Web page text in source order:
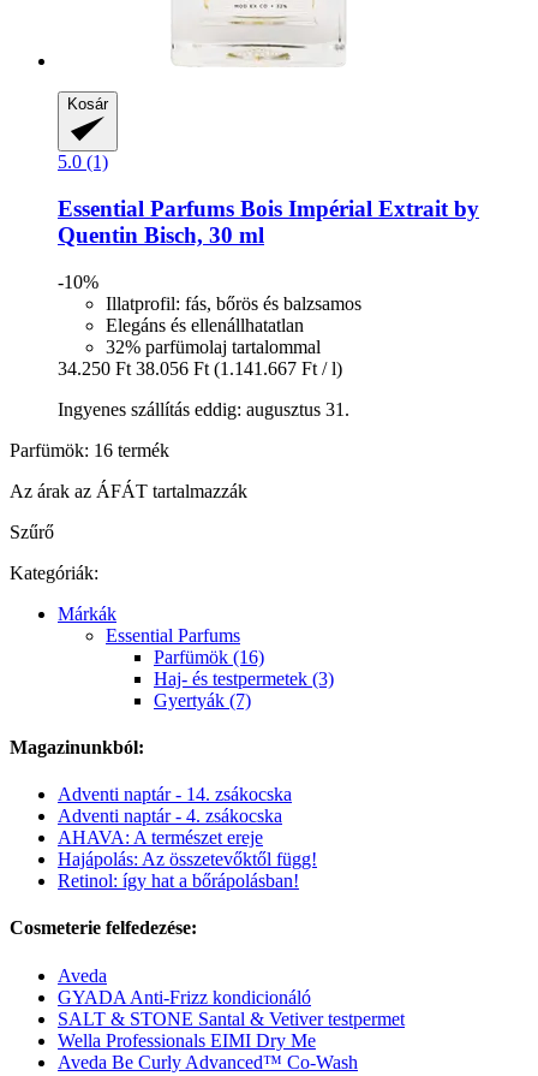
Kosár
5.0 (1)
Essential Parfums Bois Impérial Extrait by
Quentin Bisch, 30 ml
-10%
Illatprofil: fás, bőrös és balzsamos
Elegáns és ellenállhatatlan
32% parfümolaj tartalommal
34.250 Ft 38.056 Ft (1.141.667 Ft / l)
Ingyenes szállítás eddig: augusztus 31.
Parfümök: 16 termék
Az árak az ÁFÁT tartalmazzák
Szűrő
Kategóriák:
Márkák
Essential Parfums
Parfümök (16)
Haj- és testpermetek (3)
Gyertyák (7)
Magazinunkból:
Adventi naptár - 14. zsákocska
Adventi naptár - 4. zsákocska
AHAVA: A természet ereje
Hajápolás: Az összetevőktől függ!
Retinol: így hat a bőrápolásban!
Cosmeterie felfedezése:
Aveda
GYADA Anti-Frizz kondicionáló
SALT & STONE Santal & Vetiver testpermet
Wella Professionals EIMI Dry Me
Aveda Be Curly Advanced™ Co-Wash